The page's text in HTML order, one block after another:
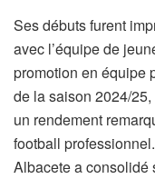
Ses débuts furent
avec l’équipe de
promotion en équipe
de la saison 2024/
un rendement
football
Albacete a consolidé